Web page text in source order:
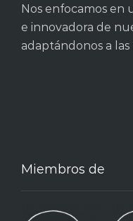
Nos enfocamos en
e innovadora de
adaptándonos a
Miembros de